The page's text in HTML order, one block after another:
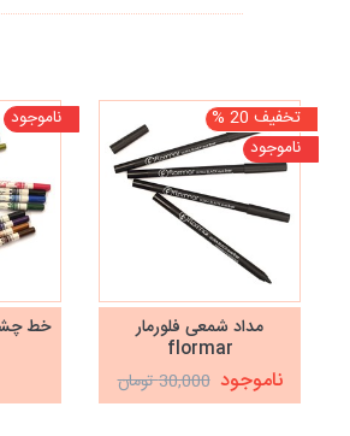
تخفیف 20 %
ناموجود
مداد شمعی فلورمار
flormar
ناموجود 30,000 تومان
ناموجود
خط